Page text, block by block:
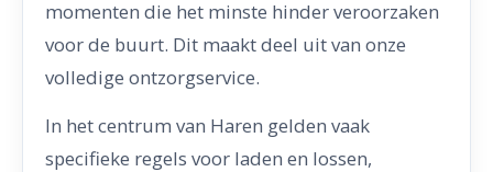
momenten die het minste hinder veroorzaken
voor de buurt. Dit maakt deel uit van onze
volledige ontzorgservice.
In het centrum van Haren gelden vaak
specifieke regels voor laden en lossen,